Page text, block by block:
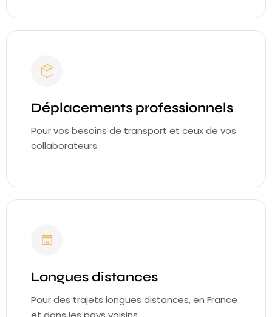
Déplacements professionnels
Pour vos besoins de transport et ceux de vos
collaborateurs
Longues distances
Pour des trajets longues distances, en France